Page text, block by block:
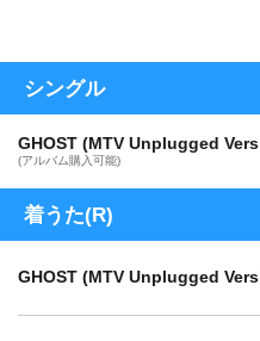
シングル
GHOST (MTV Unplugged
(アルバム購入可能)
着うた(R)
GHOST (MTV Unplugged